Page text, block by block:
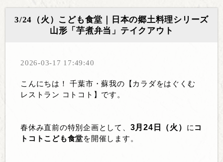
3/24（火）こども食堂｜日本の郷土料理シリーズ
山形「芋煮弁当」テイクアウト
2026-03-17 17:49:40
こんにちは！ 千葉市・蘇我の【カラダをはぐくむ
レストラン コトコト】です。
春休み直前の特別企画として、 3月24 日（火） に コ
トコトこども食堂を開催します。